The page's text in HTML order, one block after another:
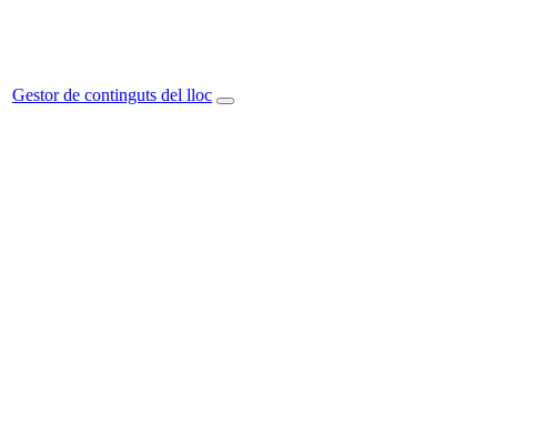
Gestor de continguts del lloc